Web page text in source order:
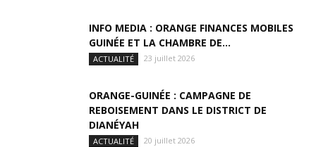
INFO MEDIA : ORANGE FINANCES MOBILES
GUINÉE ET LA CHAMBRE DE...
ACTUALITÉ 23 juillet 2026
ORANGE-GUINÉE : CAMPAGNE DE
REBOISEMENT DANS LE DISTRICT DE
DIANÉYAH
ACTUALITÉ 20 juillet 2026